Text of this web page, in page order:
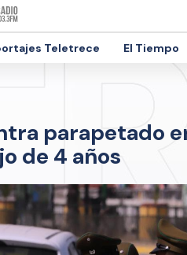
Teletrece El Tiempo
parapetado
de 4 años